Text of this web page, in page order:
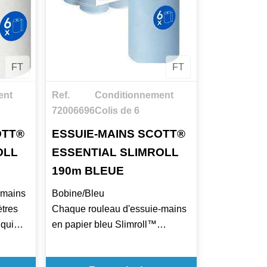
FT FT
Ref.
72006696
Conditionnement
Colis de 6
ESSUIE-MAINS SCOTT®
ESSENTIAL SLIMROLL
190m BLEUE
Bobine/Bleu
Chaque rouleau d'essuie-mains
en papier bleu Slimroll™
mains 1 épaisseur, ce qui